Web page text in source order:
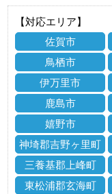
【対応エリア】
佐賀市
鳥栖市
伊万里市
鹿島市
嬉野市
神埼郡吉野ヶ里町
三養基郡上峰町
東松浦郡玄海町